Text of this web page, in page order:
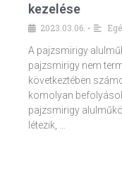
kezelése
2023.03.06. •
A pajzsmirigy
pajzsmirigy nem
következtében
komolyan
pajzsmirigy
létezik, …